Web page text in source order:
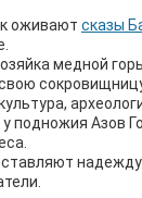
оживают сказы
медной
подножия Азов
надежду